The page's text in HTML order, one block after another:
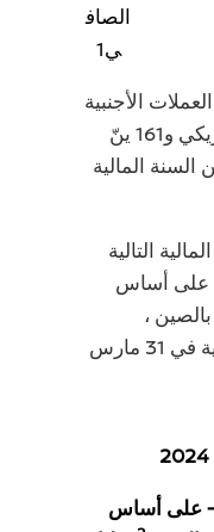
الصاف
ي1
الأجنبية
البالغ 149 ينّ ياباني / دولار أمريكي و161 ينّ
السنة المالية
التالية
على أساس
،
والتوقعات للسنة المالية المنتهية في 31 مارس
على أساس